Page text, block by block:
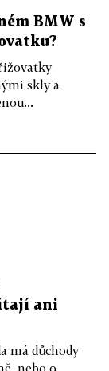
BMW s
skly a
ani
má důchody
nebo o